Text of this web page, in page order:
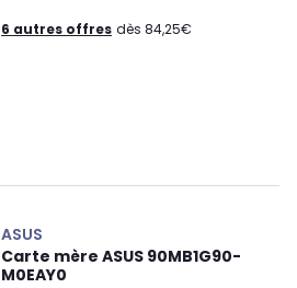
6 autres offres dès 84,25€
ASUS
Carte mère ASUS 90MB1G90-
M0EAY0